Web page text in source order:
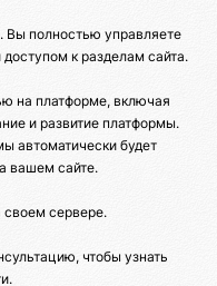
Вы полностью управляете
к разделам сайта.
на платформе, включая
и развитие платформы.
автоматически будет
вашем сайте.
сервере.
чтобы узнать